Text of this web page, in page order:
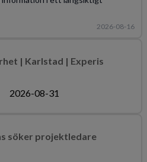
2026-08-16
| Karlstad | Experis
2026-08-31
söker projektledare